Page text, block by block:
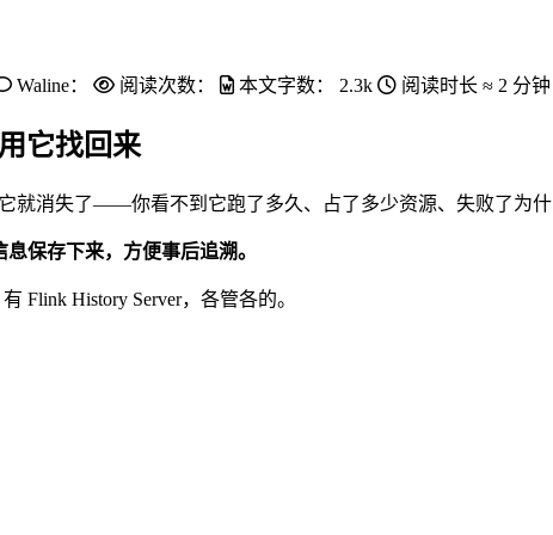
Waline： 阅读次数： 本文字数： 2.3k 阅读时长 ≈ 2 分钟
它找回来
就消失了——你看不到它跑了多久、占了多少资源、失败了为什
保存下来，方便事后追溯。
Flink History Server，各管各的。